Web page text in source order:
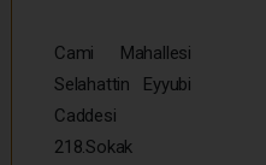
Cami Mahallesi
Selahattin Eyyubi
Caddesi
218.Sokak